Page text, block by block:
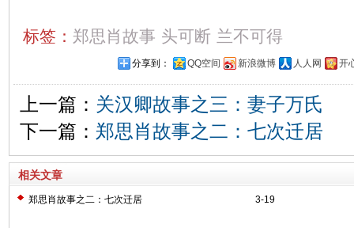
标签： 郑思肖故事 头可断 兰不可得
分享到： QQ空间 新浪微博 人人网 开
上一篇： 关汉卿故事之三：妻子万氏
下一篇： 郑思肖故事之二：七次迁居
相关文章
3-19
郑思肖故事之二：七次迁居